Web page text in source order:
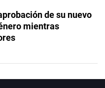
de su nuevo
mientras